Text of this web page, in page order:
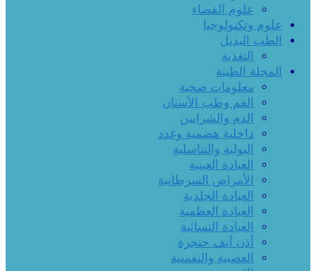
علوم الفضاء
علوم وتكنولوجيا
الطب البديل
التغذية
المجلة الطبية
معلومات صحية
الفم وطب الأسنان
الدم والشرايين
داخلية هضمية وغدد
البولية والتناسلية
العيادة العينية
الأمراض السرطانية
العيادة الجلدية
العيادة العظمية
العيادة النسائية
أذن أنف حنجرة
العصبية والنفسية